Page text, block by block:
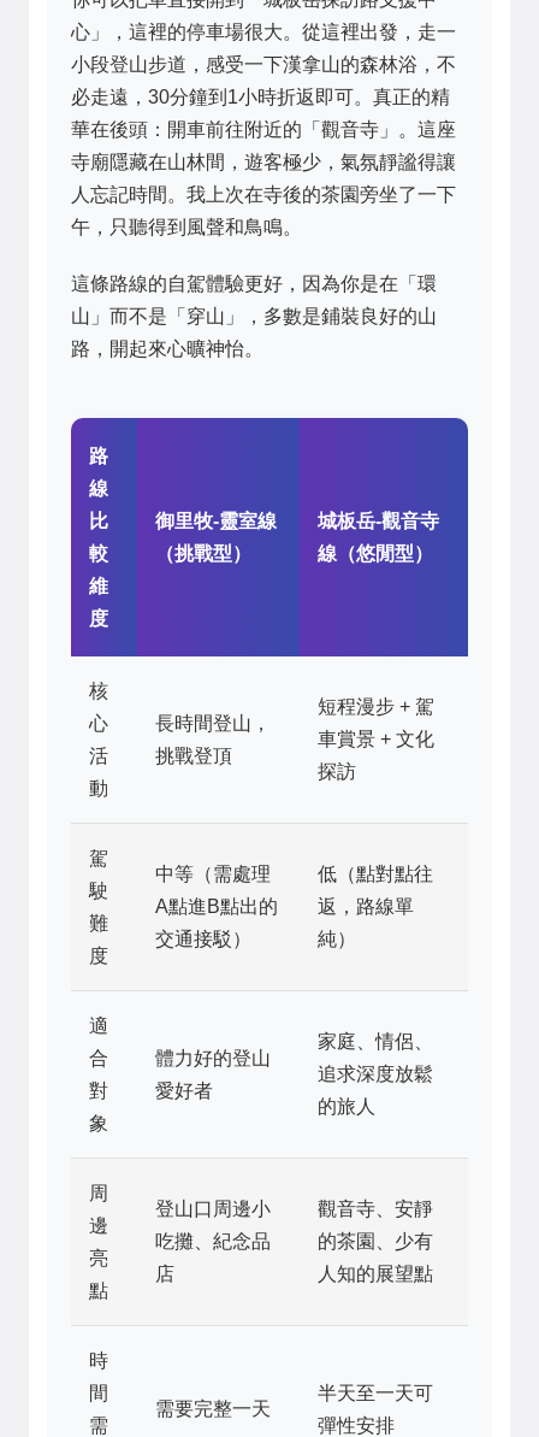
心」，這裡的停車場很大。從這裡出發，走一
小段登山步道，感受一下漢拿山的森林浴，不
必走遠，30分鐘到1小時折返即可。真正的精
華在後頭：開車前往附近的「觀音寺」。這座
寺廟隱藏在山林間，遊客極少，氣氛靜謐得讓
人忘記時間。我上次在寺後的茶園旁坐了一下
午，只聽得到風聲和鳥鳴。
這條路線的自駕體驗更好，因為你是在「環
山」而不是「穿山」，多數是鋪裝良好的山
路，開起來心曠神怡。
路
線
比
較
維
度
御里牧-靈室線
（挑戰型）
城板岳-觀音寺
線（悠閒型）
核
心
活
動
長時間登山，
挑戰登頂
短程漫步 + 駕
車賞景 + 文化
探訪
駕
駛
難
度
中等（需處理
A點進B點出的
交通接駁）
低（點對點往
返，路線單
純）
適
合
對
象
體力好的登山
愛好者
家庭、情侶、
追求深度放鬆
的旅人
周
邊
亮
點
登山口周邊小
吃攤、紀念品
店
觀音寺、安靜
的茶園、少有
人知的展望點
時
間
需
需要完整一天
半天至一天可
彈性安排